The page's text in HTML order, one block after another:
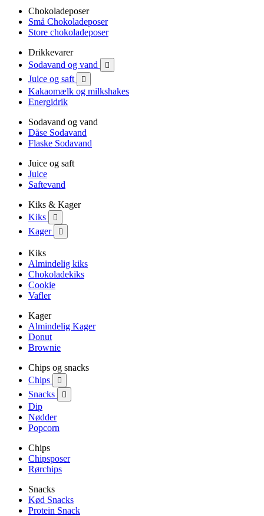
Chokoladeposer
Små Chokoladeposer
Store chokoladeposer
Drikkevarer
Sodavand og vand

Juice og saft 
Kakaomælk og milkshakes
Energidrik
Sodavand og vand
Dåse Sodavand
Flaske Sodavand
Juice og saft
Juice
Saftevand
Kiks & Kager
Kiks

Kager 
Kiks
Almindelig kiks
Chokoladekiks
Cookie
Vafler
Kager
Almindelig Kager
Donut
Brownie
Chips og snacks
Chips

Snacks 
Dip
Nødder
Popcorn
Chips
Chipsposer
Rørchips
Snacks
Kød Snacks
Protein Snack